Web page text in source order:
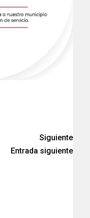
Siguiente
Entrada siguiente